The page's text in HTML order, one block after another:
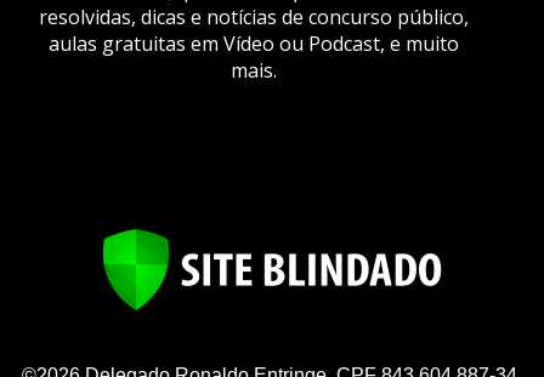
resolvidas, dicas e notícias de concurso público,
aulas gratuitas em Vídeo ou Podcast, e muito
mais.